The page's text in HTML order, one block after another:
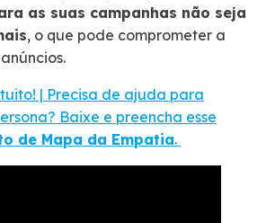
as suas campanhas não seja
, o que pode comprometer a
| Precisa de ajuda para
Baixe e preencha esse
de Mapa da Empatia.